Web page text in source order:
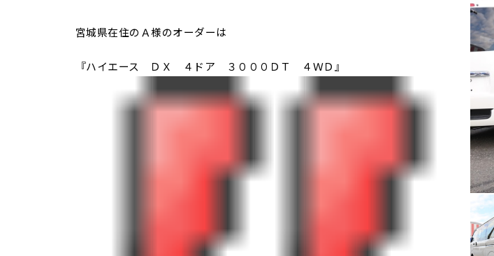
宮城県在住のＡ様のオーダーは
『ハイエース ＤＸ ４ドア ３０００ＤＴ ４ＷＤ』